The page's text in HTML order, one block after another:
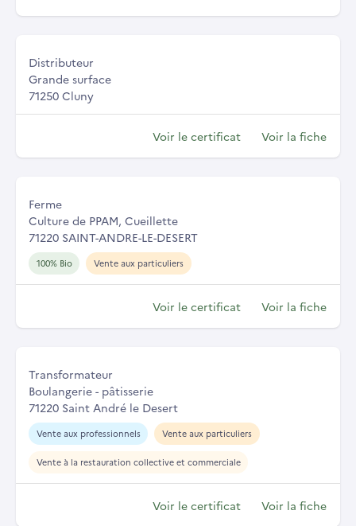
Distributeur
Grande surface
71250 Cluny
Voir le certificat Voir la fiche
Ferme
Culture de PPAM, Cueillette
71220 SAINT-ANDRE-LE-DESERT
100% Bio Vente aux particuliers
Voir le certificat Voir la fiche
Transformateur
Boulangerie - pâtisserie
71220 Saint André le Desert
Vente aux professionnels Vente aux particuliers
Vente à la restauration collective et commerciale
Voir le certificat Voir la fiche